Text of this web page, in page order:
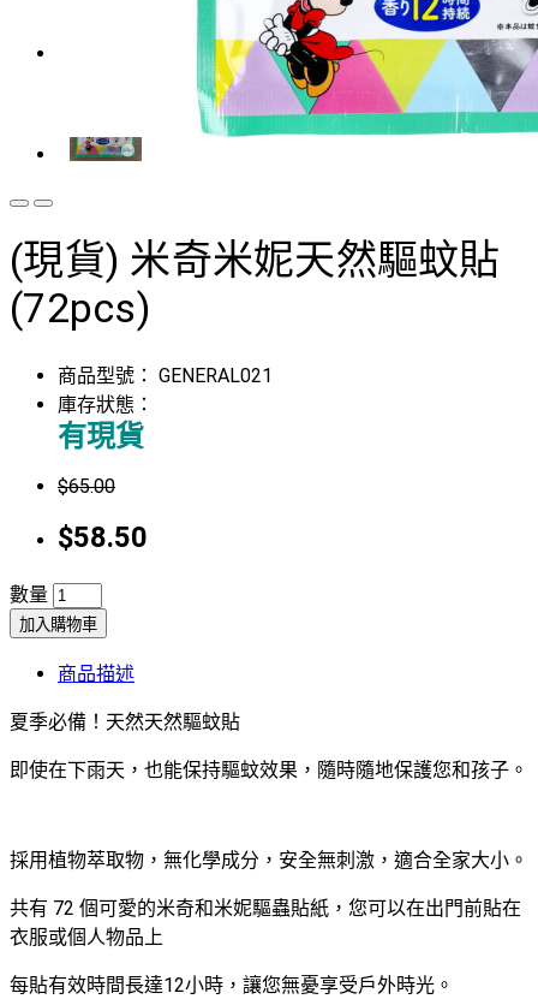
(現貨) 米奇米妮天然驅蚊貼
(72pcs)
商品型號： GENERAL021
庫存狀態：
有現貨
$65.00
$58.50
數量
加入購物車
商品描述
夏季必備！天然天然驅蚊貼
即使在下雨天，也能保持驅蚊效果，隨時隨地保護您和孩子。
採用植物萃取物，無化學成分，安全無刺激，適合全家大小。
共有 72 個可愛的米奇和米妮驅蟲貼紙，您可以在出門前貼在
衣服或個人物品上
每貼有效時間長達12小時，讓您無憂享受戶外時光。